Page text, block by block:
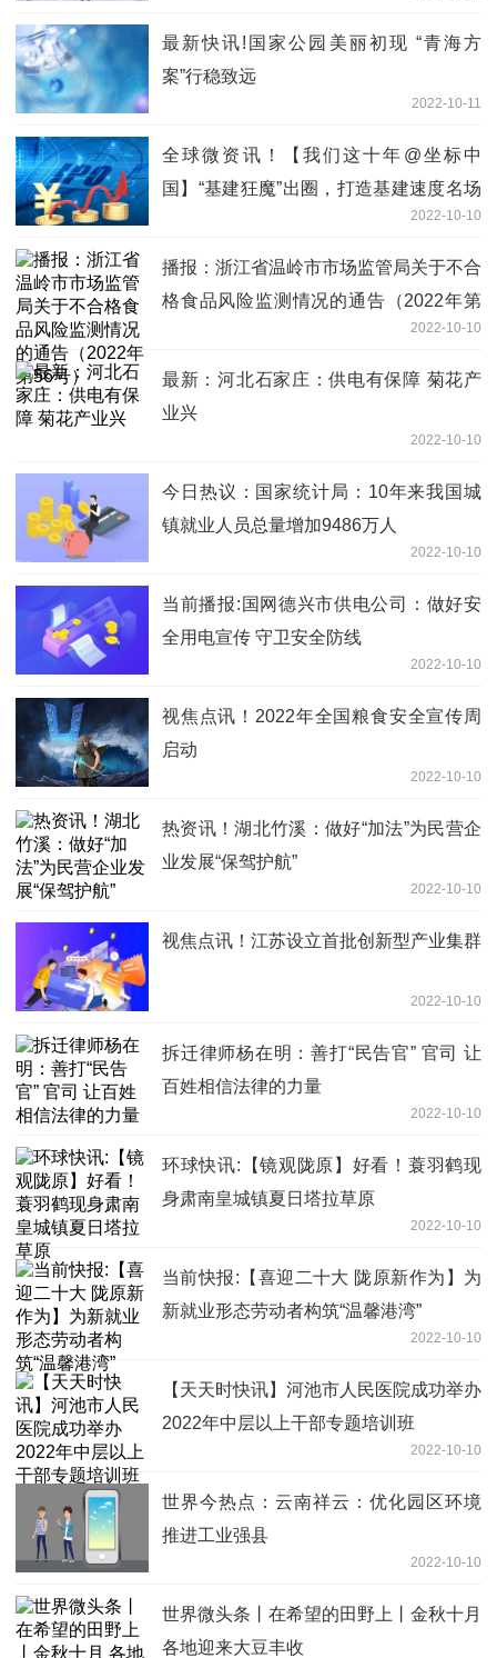
最新快讯!国家公园美丽初现 “青海方
案”行稳致远
2022-10-11
全球微资讯！【我们这十年@坐标中
国】“基建狂魔”出圈，打造基建速度名场
2022-10-10
播报：浙江省温岭市市场监管局关于不合
格食品风险监测情况的通告（2022年第
2022-10-10
最新：河北石家庄：供电有保障 菊花产
业兴
2022-10-10
今日热议：国家统计局：10年来我国城
镇就业人员总量增加9486万人
2022-10-10
当前播报:国网德兴市供电公司：做好安
全用电宣传 守卫安全防线
2022-10-10
视焦点讯！2022年全国粮食安全宣传周
启动
2022-10-10
热资讯！湖北竹溪：做好“加法”为民营企
业发展“保驾护航”
2022-10-10
视焦点讯！江苏设立首批创新型产业集群
2022-10-10
拆迁律师杨在明：善打“民告官” 官司 让
百姓相信法律的力量
2022-10-10
环球快讯:【镜观陇原】好看！蓑羽鹤现
身肃南皇城镇夏日塔拉草原
2022-10-10
当前快报:【喜迎二十大 陇原新作为】为
新就业形态劳动者构筑“温馨港湾”
2022-10-10
【天天时快讯】河池市人民医院成功举办
2022年中层以上干部专题培训班
2022-10-10
世界今热点：云南祥云：优化园区环境
推进工业强县
2022-10-10
世界微头条丨在希望的田野上丨金秋十月
各地迎来大豆丰收